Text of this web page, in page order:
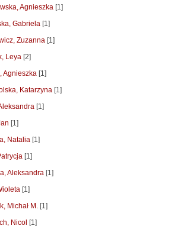
Agnieszka [1]
Gabriela [1]
Zuzanna [1]
Leya [2]
Agnieszka [1]
Katarzyna [1]
[1]
[1]
Natalia [1]
[1]
Aleksandra [1]
[1]
Michał M. [1]
Nicol [1]